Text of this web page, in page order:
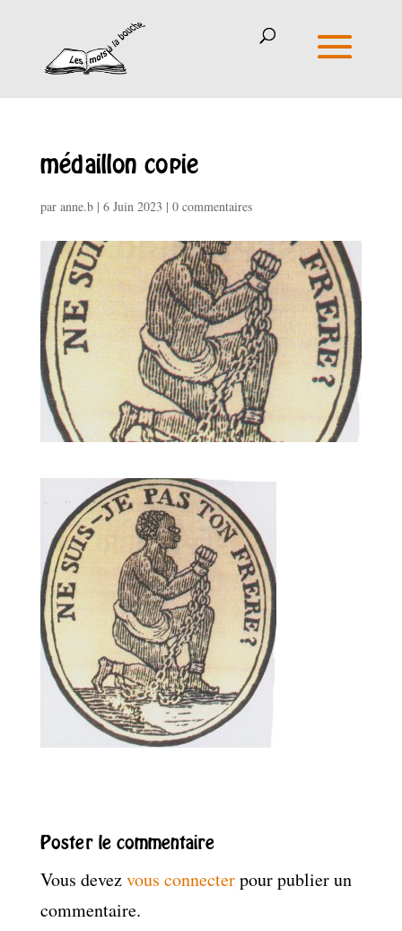
médaillon copie
par anne.b| 6 Juin 2023 | 0 commentaires
Poster le commentaire
Vous devezvous connecterpour publier un
commentaire.